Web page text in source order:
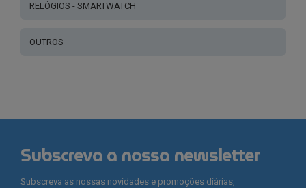
RELÓGIOS - SMARTWATCH
OUTROS
Subscreva a nossa newsletter
Subscreva as nossas novidades e promoções diárias,